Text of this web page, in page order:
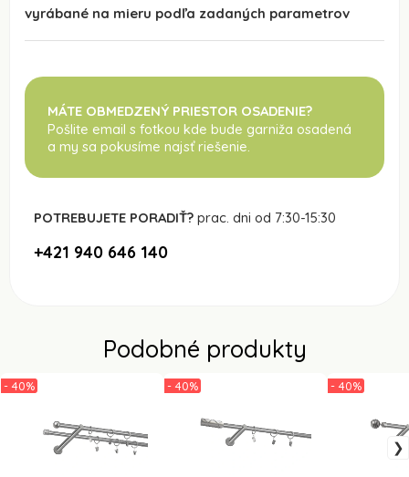
vyrábané na mieru podľa zadaných parametrov
MÁTE OBMEDZENÝ PRIESTOR OSADENIE?
Pošlite email s fotkou kde bude garniža osadená
a my sa pokusíme najsť riešenie.
POTREBUJETE PORADIŤ? prac. dni od 7:30-15:30
+421 940 646 140
Podobné produkty
- 40% - 40% - 40%